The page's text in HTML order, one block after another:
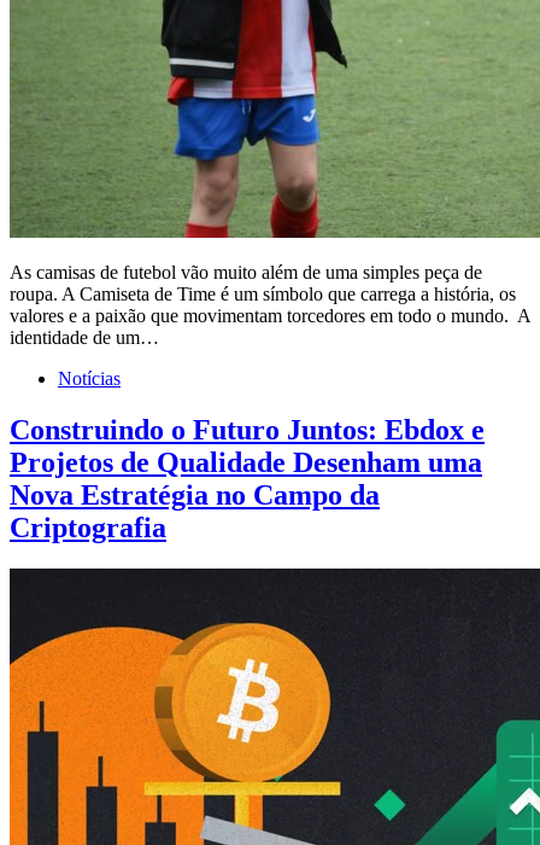
As camisas de futebol vão muito além de uma simples peça de
roupa. A Camiseta de Time é um símbolo que carrega a história, os
valores e a paixão que movimentam torcedores em todo o mundo. A
identidade de um…
Notícias
Construindo o Futuro Juntos: Ebdox e
Projetos de Qualidade Desenham uma
Nova Estratégia no Campo da
Criptografia